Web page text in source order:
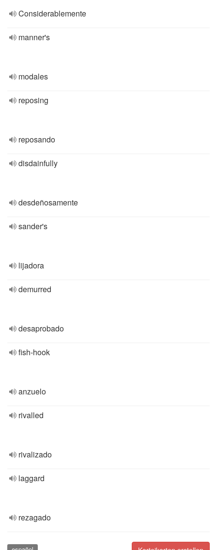
Considerablemente
manner's
modales
reposing
reposando
disdainfully
desdeñosamente
sander's
lijadora
demurred
desaprobado
fish-hook
anzuelo
rivalled
rivalizado
laggard
rezagado